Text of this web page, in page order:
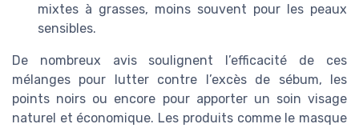
mixtes à grasses, moins souvent pour les peaux
sensibles.
De nombreux avis soulignent l’efficacité de ces
mélanges pour lutter contre l’excès de sébum, les
points noirs ou encore pour apporter un soin visage
naturel et économique. Les produits comme le masque